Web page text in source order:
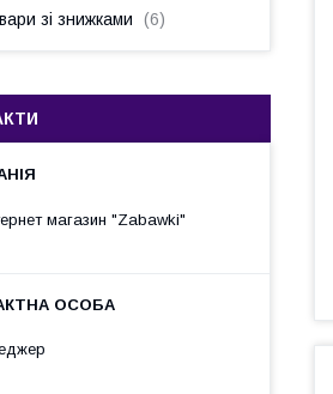
зі знижками 6
магазин "Zabawki"